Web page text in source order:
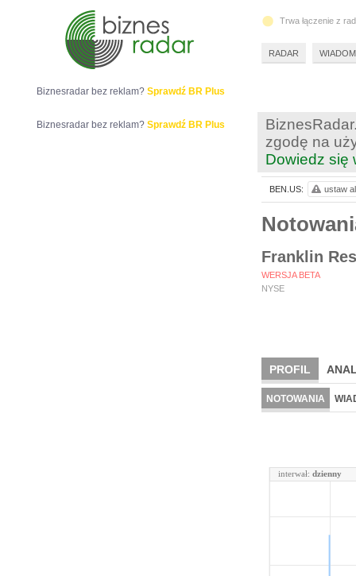
zgodę na
Dowiedz się
Franklin
WERSJA BETA
NYSE
PROFIL
NOTOWANIA
interwał: dzienny
BEN.US: ustaw
Biznesradar bez reklam? Sprawdź BR Plus
Biznesradar bez reklam? Sprawdź BR Plus
Trwa łączenie z
RADAR